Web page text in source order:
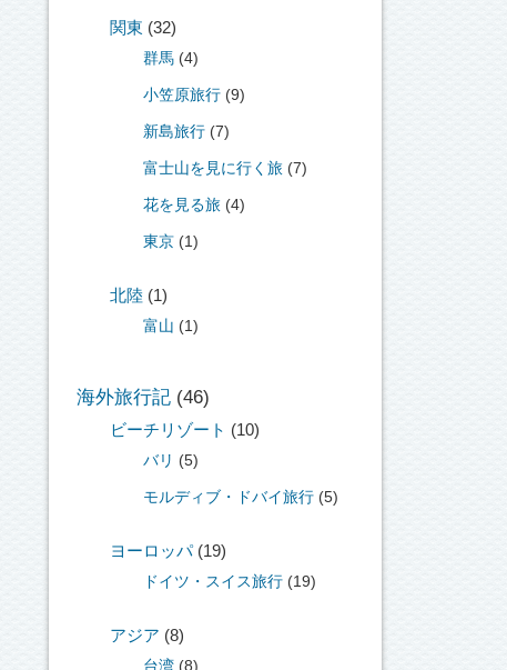
関東 (32)
群馬 (4)
小笠原旅行 (9)
新島旅行 (7)
富士山を見に行く旅 (7)
花を見る旅 (4)
東京 (1)
北陸 (1)
富山 (1)
海外旅行記 (46)
ビーチリゾート (10)
バリ (5)
モルディブ・ドバイ旅行 (5)
ヨーロッパ(19)
ドイツ・スイス旅行 (19)
アジア (8)
台湾 (8)